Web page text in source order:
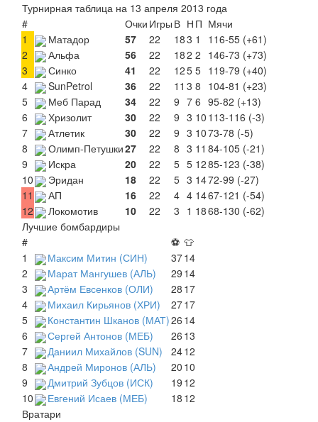
Турнирная таблица на 13 апреля 2013 года
#
Очки Игры В Н П Мячи
1
Матадор 57 22 183 1
116-55 (+61)
2
Альфа 56 22 182 2 146-73 (+73)
3
Синко 41 22 125 5 119-79 (+40)
4
SunPetrol 36 22 11 3 8 104-81 (+23)
5
Меб Парад 34 22 9 7 6 95-82 (+13)
6
Хризолит 30 22 9 3 10 113-116 (-3)
7
Атлетик 30 22 9 3 1073-78 (-5)
8
Олимп-Петушки27 22 8 3 11 84-105 (-21)
9
Искра 20 22 5 5 1285-123 (-38)
10
Эридан 18 22 5 3 1472-99 (-27)
11
АП 16 22 4 4 1467-121 (-54)
12
Локомотив 10 22 3 1 1868-130 (-62)
Лучшие бомбардиры
#
⚽ 👕
1
Максим Митин (СИН) 3714
2
Марат Мангушев (АЛЬ) 29 14
3
Артём Евсенков (ОЛИ) 28 17
4
Михаил Кирьянов (ХРИ) 2717
5
Константин Шканов (МАТ)26 14
6
Сергей Антонов (МЕБ) 26 13
7
Даниил Михайлов (SUN) 2412
8
Андрей Миронов (АЛЬ) 20 10
9
Дмитрий Зубцов (ИСК) 19 12
10
Евгений Исаев (МЕБ) 18 12
Вратари